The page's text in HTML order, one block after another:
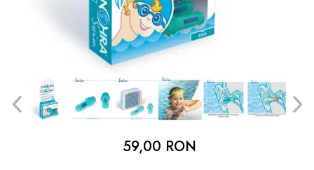
dopuri de urechi
Produse îngrijire copii
59,00 RON